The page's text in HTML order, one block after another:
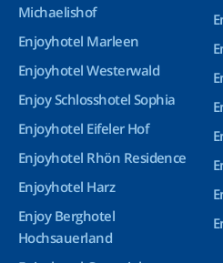
Michaelishof
Enjoyhotel Marleen
Enjoyhotel Westerwald
Enjoy Schlosshotel Sophia
Enjoyhotel Eifeler Hof
Enjoyhotel Rhön Residence
Enjoyhotel Harz
Enjoy Berghotel
Hochsauerland